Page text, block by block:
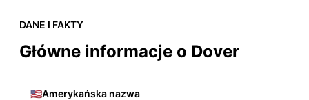
DANE I FAKTY
Główne informacje o Dover
🇺🇸Amerykańska nazwa